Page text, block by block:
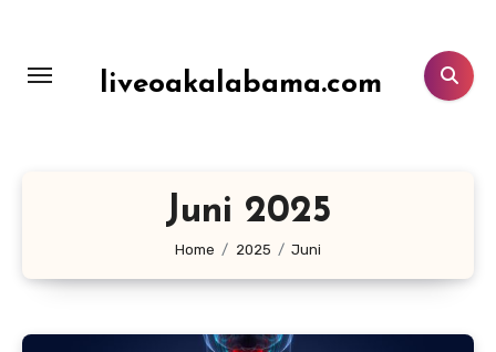
konten
liveoakalabama.com
Juni 2025
Home 2025 Juni